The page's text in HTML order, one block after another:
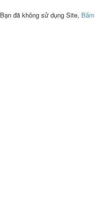
Bạn đã không sử dụng Site,